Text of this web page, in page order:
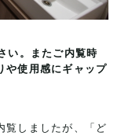
い。またご内覧時
や使用感にギャップ
覧しましたが、「ど